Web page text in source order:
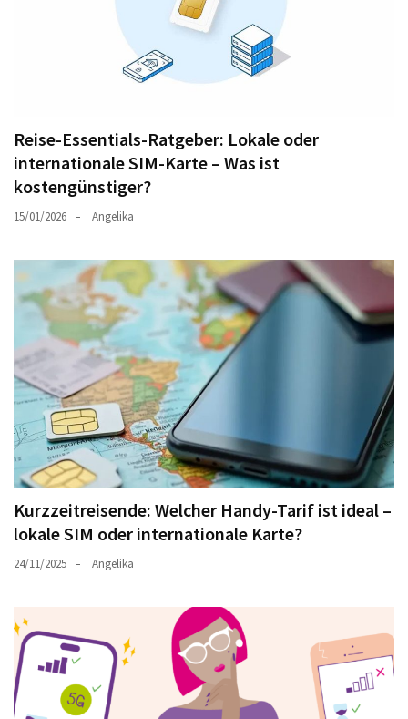
Reise-Essentials-Ratgeber: Lokale oder
internationale SIM-Karte – Was ist
kostengünstiger?
15/01/2026 Angelika
Kurzzeitreisende: Welcher Handy-Tarif ist ideal –
lokale SIM oder internationale Karte?
24/11/2025 Angelika